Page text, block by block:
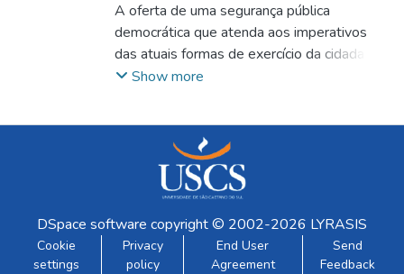
de Paiva Lino;Profª. Drª. Priscila Ferreira
Perazzo;Regina Célia Peoso ;Luis Paulo
Bresciani; Priscila F. Perazzo
A oferta de uma segurança pública
democrática que atenda aos imperativos
das atuais formas de exercício da cidadania,
vem trazendo para o poder local a
provimento da segurança pública estão
sobre o controle do município, tendo a
guarda municipal papel preponderante nas
ações de segurança pública. A proposta
desse trabalho é verificar a Guarda Civil
Municipal de Santo André, denominação civil
Show more
DSpace software copyright © 2002-2026 LYRASIS
Cookie
settings
Privacy
policy
End User
Agreement
Send
Feedback